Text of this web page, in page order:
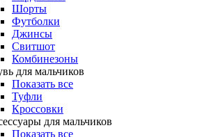
Шорты
Футболки
Джинсы
Свитшот
Комбинезоны
для мальчиков
Показать все
Туфли
Кроссовки
для мальчиков
Показать все